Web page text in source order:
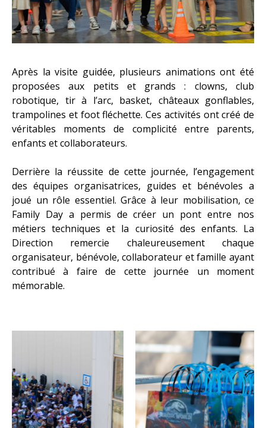
Après la visite guidée, plusieurs animations ont été
proposées aux petits et grands : clowns, club
robotique, tir à l’arc, basket, châteaux gonflables,
trampolines et foot fléchette. Ces activités ont créé de
véritables moments de complicité entre parents,
enfants et collaborateurs.
Derrière la réussite de cette journée, l’engagement
des équipes organisatrices, guides et bénévoles a
joué un rôle essentiel. Grâce à leur mobilisation, ce
Family Day a permis de créer un pont entre nos
métiers techniques et la curiosité des enfants. La
Direction remercie chaleureusement chaque
organisateur, bénévole, collaborateur et famille ayant
contribué à faire de cette journée un moment
mémorable.